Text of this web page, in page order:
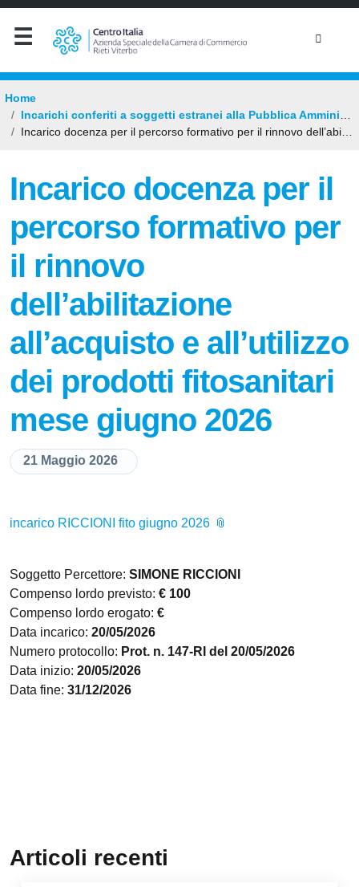
Home
Incarichi conferiti a soggetti estranei alla Pubblica Amministrazione
Incarico docenza per il percorso formativo per il rinnovo dell’abilitazione all’acquisto e all’utilizzo dei prodotti fitosanitari mese giugno 2026
Incarico docenza per il
percorso formativo per
il rinnovo
dell’abilitazione
all’acquisto e all’utilizzo
dei prodotti fitosanitari
mese giugno 2026
21 Maggio 2026
incarico RICCIONI fito giugno 2026
Soggetto Percettore: SIMONE RICCIONI
Compenso lordo previsto: € 100
Compenso lordo erogato: €
Data incarico: 20/05/2026
Numero protocollo: Prot. n. 147-RI del 20/05/2026
Data inizio: 20/05/2026
Data fine: 31/12/2026
Articoli recenti